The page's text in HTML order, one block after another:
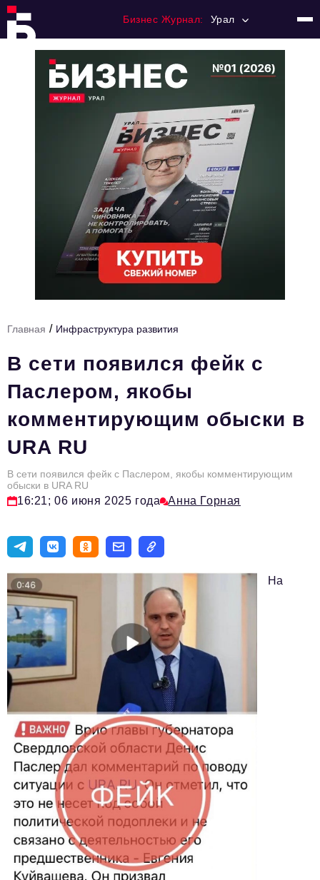
Бизнес Журнал: Урал
Тема номера
Инфраструктура развития
Технологии и тренды
Ниши и рынки
Цитаты
Туризм
Новости
Импортозамещение
Топ-100 влиятельных людей Свердловской области
Авторские материалы
Видео
ТОП-100 влиятельных людей — 2025
Телефон редакции: +7 495 727-01-67
Электронные почты редакции:
Информационный отдел
info@business-magazine.online
Отдел рекламы
reklama@business-magazine.online
Отдел распространения/редакционная подписка
podpiska@business-magazine.online
Отдел по работе с партнерами
partner@business-magazine.online
Главная / Инфраструктура развития
В сети появился фейк с
Паслером, якобы
комментирующим обыски в
URA RU
В сети появился фейк с Паслером, якобы комментирующим
обыски в URA RU
16:21; 06 июня 2025 года Анна Горная
На